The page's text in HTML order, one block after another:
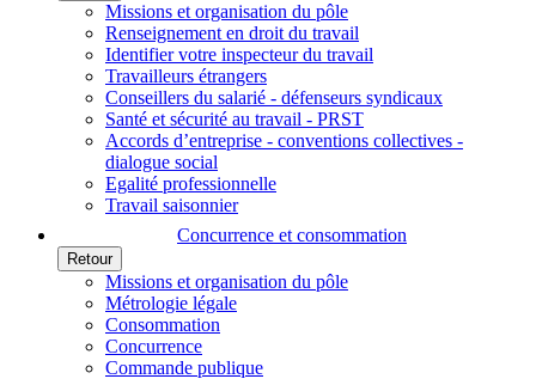
Missions et organisation du pôle
Renseignement en droit du travail
Identifier votre inspecteur du travail
Travailleurs étrangers
Conseillers du salarié - défenseurs syndicaux
Santé et sécurité au travail - PRST
Accords d’entreprise - conventions collectives -
dialogue social
Egalité professionnelle
Travail saisonnier
Concurrence et consommation
Retour
Missions et organisation du pôle
Métrologie légale
Consommation
Concurrence
Commande publique